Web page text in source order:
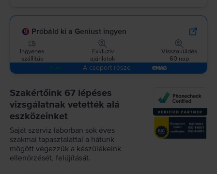
Próbáld ki a Geniust ingyen
Ingyenes
szállítás
Exkluzív
ajánlatok
Visszaküldés
60 nap
A csoport része
Szakértőink 67 lépéses
vizsgálatnak vetették alá
eszközeinket
Saját szerviz laborban sok éves
szakmai tapasztalattal a hátunk
mögött végezzük a készülékeink
ellenőrzését, felújítását.